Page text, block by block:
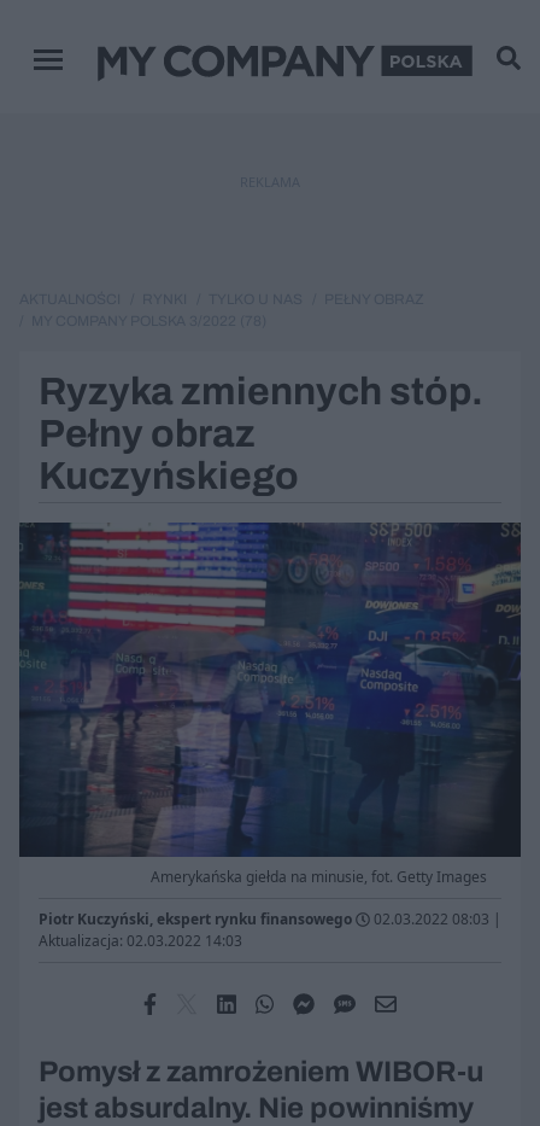
Menu główne
Ryzyka zmiennych stóp.
Pełny obraz
Kuczyńskiego
Amerykańska giełda na minusie, fot. Getty Images
Piotr Kuczyński, ekspert rynku finansowego 02.03.2022 08:03 |
Aktualizacja: 02.03.2022 14:03
Pomysł z zamrożeniem WIBOR-u
jest absurdalny. Nie powinniśmy